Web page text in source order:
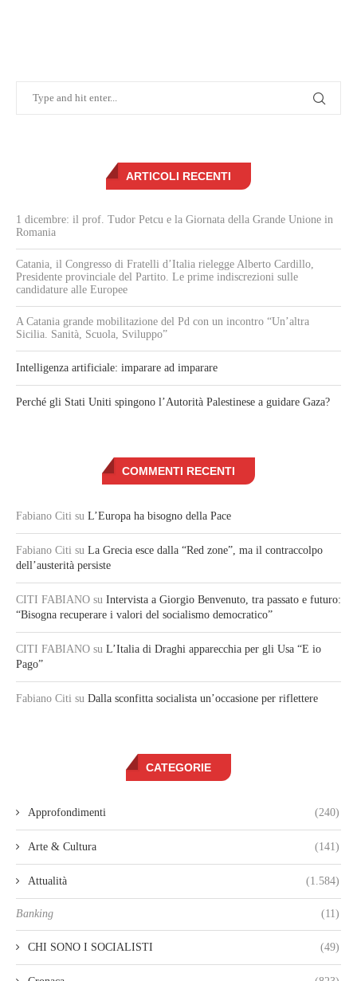
ARTICOLI RECENTI
1 dicembre: il prof. Tudor Petcu e la Giornata della Grande Unione in
Romania
Catania, il Congresso di Fratelli d’Italia rielegge Alberto Cardillo,
Presidente provinciale del Partito. Le prime indiscrezioni sulle
candidature alle Europee
A Catania grande mobilitazione del Pd con un incontro “Un’altra
Sicilia. Sanità, Scuola, Sviluppo”
Intelligenza artificiale: imparare ad imparare
Perché gli Stati Uniti spingono l’Autorità Palestinese a guidare Gaza?
COMMENTI RECENTI
Fabiano Citi su L’Europa ha bisogno della Pace
Fabiano Citi su La Grecia esce dalla “Red zone”, ma il contraccolpo
dell’austerità persiste
CITI FABIANO su Intervista a Giorgio Benvenuto, tra passato e futuro:
“Bisogna recuperare i valori del socialismo democratico”
CITI FABIANO su L’Italia di Draghi apparecchia per gli Usa “E io
Pago”
Fabiano Citi su Dalla sconfitta socialista un’occasione per riflettere
CATEGORIE
Approfondimenti (240)
Arte & Cultura (141)
Attualità (1.584)
Banking (11)
CHI SONO I SOCIALISTI (49)